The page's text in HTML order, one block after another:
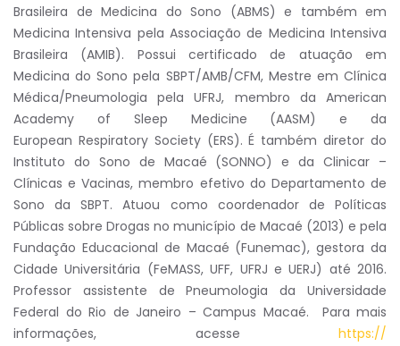
Brasileira de Medicina do Sono (ABMS) e também em
Medicina Intensiva pela Associação de Medicina Intensiva
Brasileira (AMIB). Possui certificado de atuação em
Medicina do Sono pela SBPT/AMB/CFM, Mestre em Clínica
Médica/Pneumologia pela UFRJ, membro da American
Academy of Sleep Medicine (AASM) e da
European Respiratory Society (ERS). É também diretor do
Instituto do Sono de Macaé (SONNO) e da Clinicar –
Clínicas e Vacinas, membro efetivo do Departamento de
Sono da SBPT. Atuou como coordenador de Políticas
Públicas sobre Drogas no município de Macaé (2013) e pela
Fundação Educacional de Macaé (Funemac), gestora da
Cidade Universitária (FeMASS, UFF, UFRJ e UERJ) até 2016.
Professor assistente de Pneumologia da Universidade
Federal do Rio de Janeiro – Campus Macaé. Para mais
informações, acesse https://